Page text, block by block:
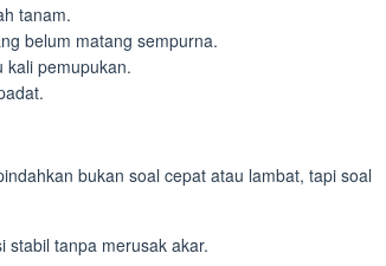
tanam.
belum matang sempurna.
kali pemupukan.
bukan soal cepat atau lambat, tapi soal
stabil tanpa merusak akar.